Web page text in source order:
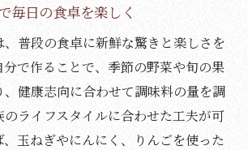
れレシピ人気アレンジ術まとめ
のたれで料理の幅を広げよう
レシピで簡単味変を楽しむコツ
さを引き出す調合のコツ
レシピで絶妙なバランスを追求
毎日の食卓を楽しく
普段の食卓に新鮮な驚きと楽しさを
分で作ることで、季節の野菜や旬の果
健康志向に合わせて調味料の量を調
ライフスタイルに合わせた工夫が可
玉ねぎやにんにく、りんごを使った